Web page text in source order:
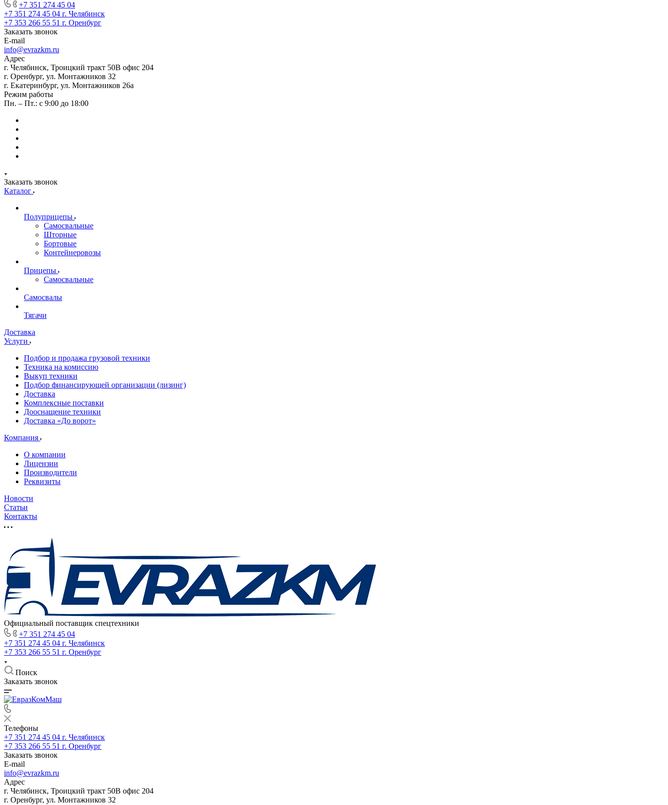
+7 351 274 45 04
+7 351 274 45 04 г. Челябинск
+7 353 266 55 51 г. Оренбург
Заказать звонок
E-mail
info@evrazkm.ru
Адрес
г. Челябинск, Троицкий тракт 50В офис 204
г. Оренбург, ул. Монтажников 32
г. Екатеринбург, ул. Монтажников 26а
Режим работы
Пн. – Пт.: с 9:00 до 18:00
Заказать звонок
Каталог
Полуприцепы
Самосвальные
Шторные
Бортовые
Контейнеровозы
Прицепы
Самосвальные
Самосвалы
Тягачи
Доставка
Услуги
Подбор и продажа грузовой техники
Техника на комиссию
Выкуп техники
Подбор финансирующей организации (лизинг)
Доставка
Комплексные поставки
Дооснащение техники
Доставка «До ворот»
Компания
О компании
Лицензии
Производители
Реквизиты
Новости
Статьи
Контакты
Официальный поставщик спецтехники
+7 351 274 45 04
+7 351 274 45 04 г. Челябинск
+7 353 266 55 51 г. Оренбург
Поиск
Заказать звонок
Телефоны
+7 351 274 45 04 г. Челябинск
+7 353 266 55 51 г. Оренбург
Заказать звонок
E-mail
info@evrazkm.ru
Адрес
г. Челябинск, Троицкий тракт 50В офис 204
г. Оренбург, ул. Монтажников 32